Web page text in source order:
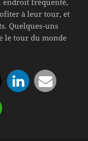
à leur tour, et
Quelques-uns
le tour du monde